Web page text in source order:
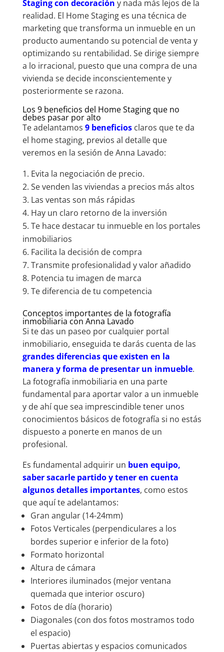
Staging con decoración y nada más lejos de la
realidad. El Home Staging es una técnica de
marketing que transforma un inmueble en un
producto aumentando su potencial de venta y
optimizando su rentabilidad. Se dirige siempre
a lo irracional, puesto que una compra de una
vivienda se decide inconscientemente y
posteriormente se razona.
Los 9 beneficios del Home Staging que no
debes pasar por alto
Te adelantamos 9 beneficios claros que te da
el home staging, previos al detalle que
veremos en la sesión de Anna Lavado:
Evita la negociación de precio.
Se venden las viviendas a precios más altos
Las ventas son más rápidas
Hay un claro retorno de la inversión
Te hace destacar tu inmueble en los portales
inmobiliarios
Facilita la decisión de compra
Transmite profesionalidad y valor añadido
Potencia tu imagen de marca
Te diferencia de tu competencia
Conceptos importantes de la fotografía
inmobiliaria con Anna Lavado
Si te das un paseo por cualquier portal
inmobiliario, enseguida te darás cuenta de las
grandes diferencias que existen en la
manera y forma de presentar un inmueble.
La fotografía inmobiliaria en una parte
fundamental para aportar valor a un inmueble
y de ahí que sea imprescindible tener unos
conocimientos básicos de fotografía si no estás
dispuesto a ponerte en manos de un
profesional.
Es fundamental adquirir un buen equipo,
saber sacarle partido y tener en cuenta
algunos detalles importantes, como estos
que aquí te adelantamos:
Gran angular (14-24mm)
Fotos Verticales (perpendiculares a los
bordes superior e inferior de la foto)
Formato horizontal
Altura de cámara
Interiores iluminados (mejor ventana
quemada que interior oscuro)
Fotos de día (horario)
Diagonales (con dos fotos mostramos todo
el espacio)
Puertas abiertas y espacios comunicados